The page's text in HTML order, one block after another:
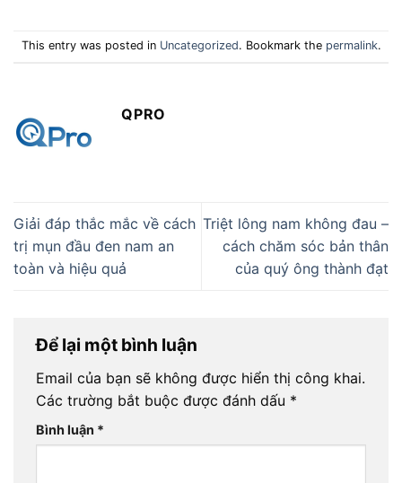
This entry was posted in Uncategorized. Bookmark the permalink.
QPRO
Giải đáp thắc mắc về cách
trị mụn đầu đen nam an
toàn và hiệu quả
Triệt lông nam không đau –
cách chăm sóc bản thân
của quý ông thành đạt
Để lại một bình luận
Email của bạn sẽ không được hiển thị công khai.
Các trường bắt buộc được đánh dấu *
Bình luận *